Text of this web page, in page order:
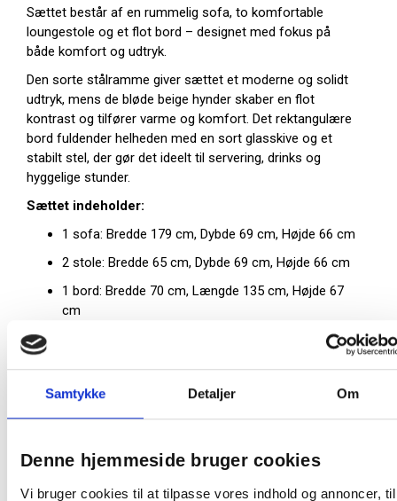
Samtykke Detaljer Om
Denne hjemmeside bruger cookies
Vi bruger cookies til at tilpasse vores indhold og annoncer, til
Sættet består af en rummelig sofa, to komfortable
loungestole og et flot bord – designet med fokus på
både komfort og udtryk.
Den sorte stålramme giver sættet et moderne og solidt
udtryk, mens de bløde beige hynder skaber en flot
kontrast og tilfører varme og komfort. Det rektangulære
bord fuldender helheden med en sort glasskive og et
stabilt stel, der gør det ideelt til servering, drinks og
hyggelige stunder.
Sættet indeholder:
1 sofa: Bredde 179 cm, Dybde 69 cm, Højde 66 cm
2 stole: Bredde 65 cm, Dybde 69 cm, Højde 66 cm
1 bord: Bredde 70 cm, Længde 135 cm, Højde 67
cm
Materialer:
Stel: Sort pulverlakeret stål
Hynder: Polyester
Bordplade: Sort glas